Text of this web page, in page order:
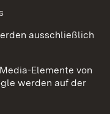
ausschließlich
Elemente von
werden auf der